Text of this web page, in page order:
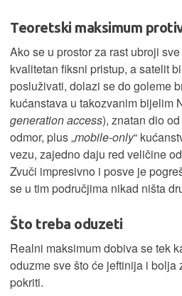
Teoretski maksimum
Ako se u prostor za rast ubroji
kvalitetan fiksni pristup, a satelit
posluživati, dolazi se do goleme
kućanstava u takozvanim bijelim
generation access), znatan dio
odmor, plus „mobile-only“
vezu, zajedno daju red veličine
Zvuči impresivno i posve je
se u tim područjima nikad ništa
Što treba oduzeti
Realni maksimum dobiva se tek
oduzme sve što će jeftinija i bolja
pokriti.